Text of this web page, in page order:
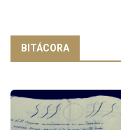
BITÁCORA